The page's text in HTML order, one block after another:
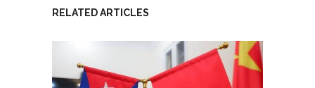
RELATED ARTICLES